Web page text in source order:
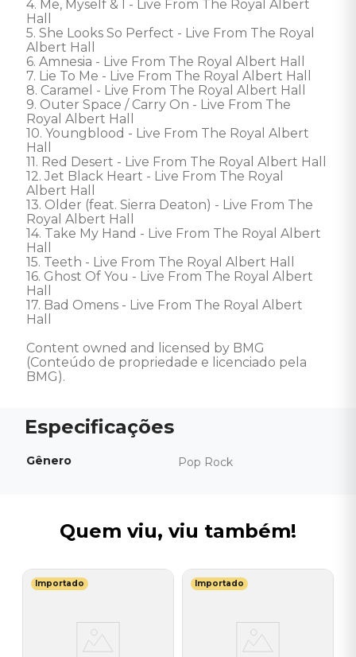
4. Me, Myself & I - Live From The Royal Albert
Hall
5. She Looks So Perfect - Live From The Royal
Albert Hall
6. Amnesia - Live From The Royal Albert Hall
7. Lie To Me - Live From The Royal Albert Hall
8. Caramel - Live From The Royal Albert Hall
9. Outer Space / Carry On - Live From The
Royal Albert Hall
10. Youngblood - Live From The Royal Albert
Hall
11. Red Desert - Live From The Royal Albert Hall
12. Jet Black Heart - Live From The Royal
Albert Hall
13. Older (feat. Sierra Deaton) - Live From The
Royal Albert Hall
14. Take My Hand - Live From The Royal Albert
Hall
15. Teeth - Live From The Royal Albert Hall
16. Ghost Of You - Live From The Royal Albert
Hall
17. Bad Omens - Live From The Royal Albert
Hall
Content owned and licensed by BMG
(Conteúdo de propriedade e licenciado pela
BMG).
Gênero Pop Rock
Quem viu, viu também!
Importado Importado